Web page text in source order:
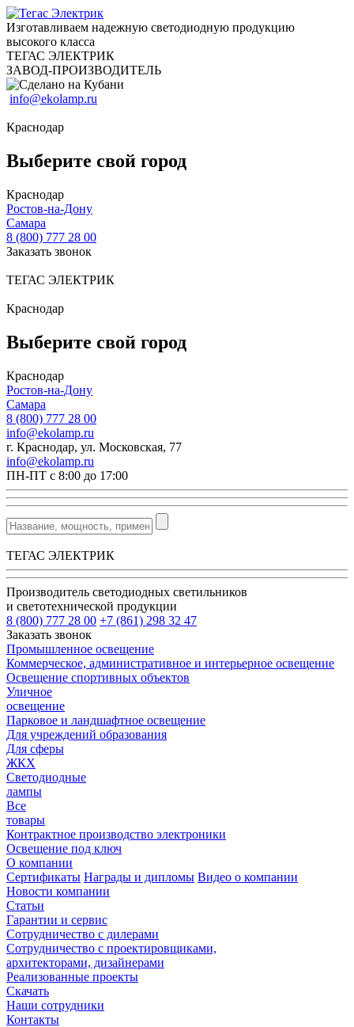
Изготавливаем надежную светодиодную продукцию
высокого класса
ТЕГАС ЭЛЕКТРИК
ЗАВОД-ПРОИЗВОДИТЕЛЬ
info@ekolamp.ru
Краснодар
Выберите свой город
Краснодар
Ростов-на-Дону
Самара
8 (800) 777 28 00
Заказать звонок
ТЕГАС ЭЛЕКТРИК
Краснодар
Выберите свой город
Краснодар
Ростов-на-Дону
Самара
8 (800) 777 28 00
info@ekolamp.ru
г. Краснодар, ул. Московская, 77
info@ekolamp.ru
ПН-ПТ с 8:00 до 17:00
ТЕГАС ЭЛЕКТРИК
Производитель светодиодных светильников
и светотехнической продукции
8 (800) 777 28 00 +7 (861) 298 32 47
Заказать звонок
Промышленное освещение
Коммерческое, административное и интерьерное освещение
Освещение спортивных объектов
Уличное
освещение
Парковое и ландшафтное освещение
Для учреждений образования
Для сферы
ЖКХ
Светодиодные
лампы
Все
товары
Контрактное производство электроники
Освещение под ключ
О компании
Сертификаты Награды и дипломы Видео о компании
Новости компании
Статьи
Гарантии и сервис
Сотрудничество с дилерами
Сотрудничество с проектировщиками,
архитекторами, дизайнерами
Реализованные проекты
Скачать
Наши сотрудники
Контакты